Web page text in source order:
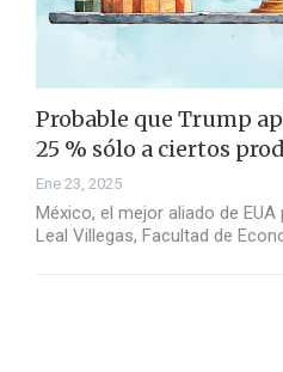
Probable que Trump
25 % sólo a ciertos
Ene 23, 2025
México, el mejor aliado de
Leal Villegas, Facultad de